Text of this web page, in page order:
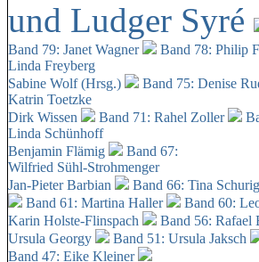
und Ludger Syré
Band 79: Janet Wagner Band 78: Philip
Linda Freyberg
Sabine Wolf (Hrsg.)
Band 75: Denise
Katrin Toetzke
Dirk Wissen
Band 71: Rahel Zoller
Linda Schünhoff
Benjamin Flämig
Band 67:
Wilfried Sühl-Strohmenger
Jan-Pieter Barbian
Band 66: Tina Schurig
Band 61: Martina Haller
Band 60:
Karin Holste-Flinspach
Band 56: Rafael
Ursula Georgy
Band 51: Ursula Jaksch
Band 47: Eike Kleiner